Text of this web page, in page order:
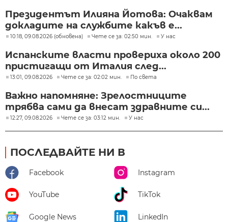
Президентът Илияна Йотова: Очаквам
докладите на службите какъв е...
10:18, 09.08.2026 (обновена) Чете се за: 02:50 мин. У нас
Испанските власти провериха около 200
пристигащи от Италия след...
13:01, 09.08.2026 Чете се за: 02:02 мин. По света
Важно напомняне: Зрелостниците
трябва сами да внесат здравните си...
12:27, 09.08.2026 Чете се за: 03:12 мин. У нас
ПОСЛЕДВАЙТЕ НИ В
Facebook Instagram
YouTube TikTok
Google News LinkedIn